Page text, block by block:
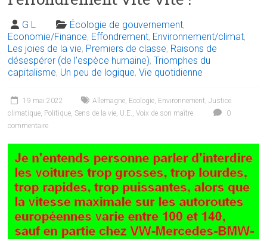
G L Écologie de gouvernement,
Economie/Finance, Effondrement, Environnement/climat,
Les joies de la vie, Premiers de classe, Raisons de
désespérer (de l'espèce humaine),Triomphes du
capitalisme, Un peu de logique,Vie quotidienne
19 mai 2022 Allemagne, Ecologie, Environnement,Justice
climatique, Politique, Sens de la vie, U.E.,Voix de son maître
0
commentaire